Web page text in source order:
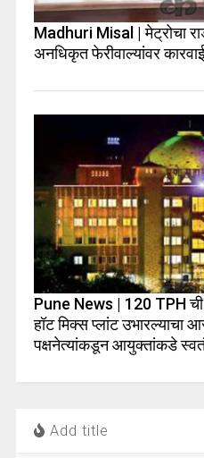
Madhuri Misal | मेट्रोचा
अनधिकृत फेरीवाल्यांवर
Pune News | 120 TPH
हॉट मिक्स प्लांट उभारल्याचा
पक्षनेत्यांकडून आयुक्तांकडे
Add title